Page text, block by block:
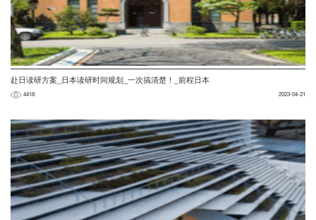
赴日读研方案_日本读研时间规划_一次搞清楚！_前程日本
4418 2023-04-21